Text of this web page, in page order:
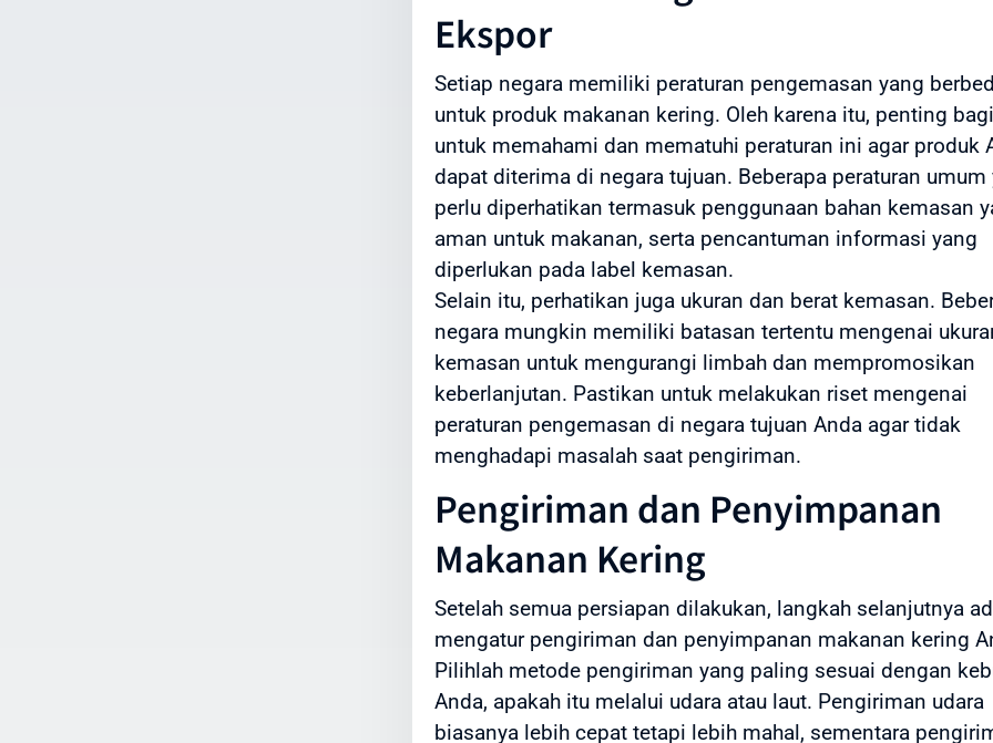
Ekspor
Setiap negara memiliki peraturan pengemasan yang
untuk produk makanan kering. Oleh karena itu, penting
untuk memahami dan mematuhi peraturan ini agar produk
dapat diterima di negara tujuan. Beberapa peraturan umum
perlu diperhatikan termasuk penggunaan bahan kemasan
aman untuk makanan, serta pencantuman informasi yang
diperlukan pada label kemasan.
Selain itu, perhatikan juga ukuran dan berat kemasan.
negara mungkin memiliki batasan tertentu mengenai
kemasan untuk mengurangi limbah dan mempromosikan
keberlanjutan. Pastikan untuk melakukan riset mengenai
peraturan pengemasan di negara tujuan Anda agar tidak
menghadapi masalah saat pengiriman.
Pengiriman dan Penyimpanan
Makanan Kering
Setelah semua persiapan dilakukan, langkah selanjutnya
mengatur pengiriman dan penyimpanan makanan kering
Pilihlah metode pengiriman yang paling sesuai dengan
Anda, apakah itu melalui udara atau laut. Pengiriman udara
biasanya lebih cepat tetapi lebih mahal, sementara